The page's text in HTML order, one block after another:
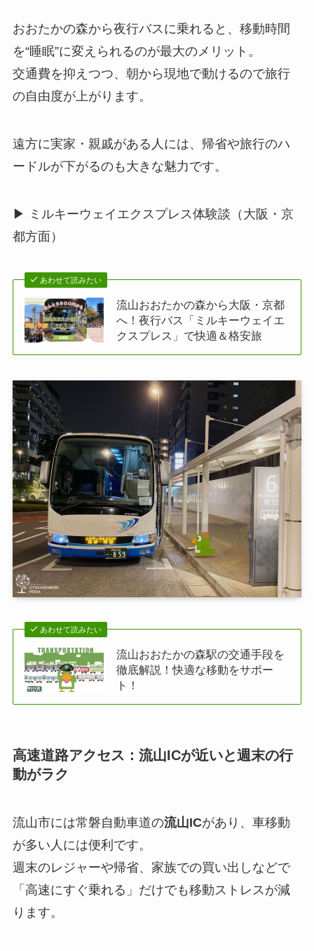
おおたかの森から夜行バスに乗れると、移動時間
を“睡眠”に変えられるのが最大のメリット。
交通費を抑えつつ、朝から現地で動けるので旅行
の自由度が上がります。
遠方に実家・親戚がある人には、帰省や旅行のハ
ードルが下がるのも大きな魅力です。
▶ ミルキーウェイエクスプレス体験談（大阪・京
都方面）
あわせて読みたい
流山おおたかの森から大阪・京都
へ！夜行バス「ミルキーウェイエ
クスプレス」で快適＆格安旅
あわせて読みたい
流山おおたかの森駅の交通手段を
徹底解説！快適な移動をサポー
ト！
高速道路アクセス：流山ICが近いと週末の行
動がラク
流山市には常磐自動車道の流山ICがあり、車移動
が多い人には便利です。
週末のレジャーや帰省、家族での買い出しなどで
「高速にすぐ乗れる」だけでも移動ストレスが減
ります。